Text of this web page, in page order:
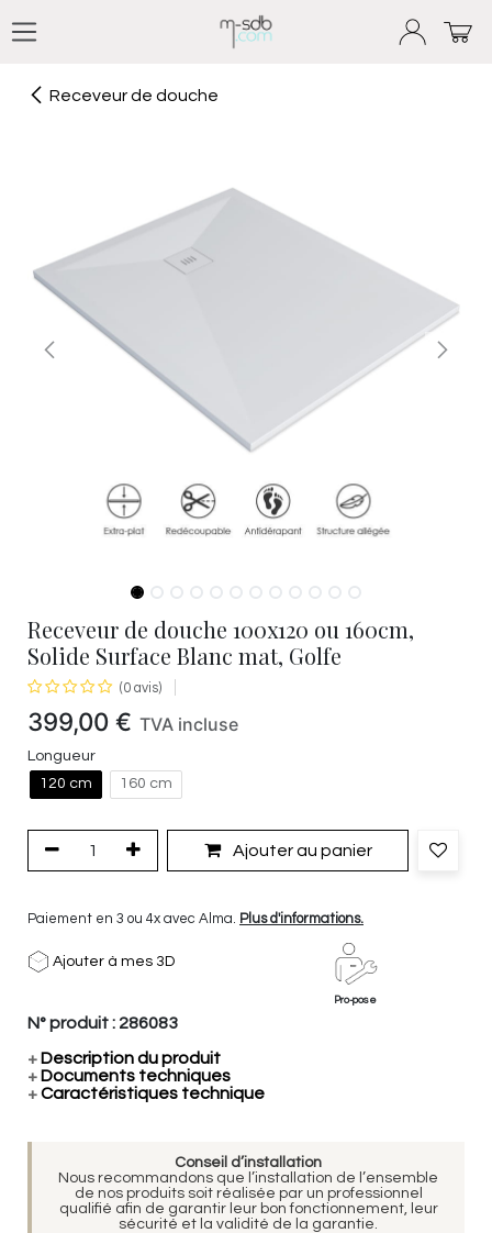
Receveur de douche
Receveur de douche 100x120 ou 160cm,
Solide Surface Blanc mat, Golfe
(0 avis)
399,00 € TVA incluse
Longueur
120 cm 160 cm
Ajouter au panier
Paiement en 3 ou 4x avec Alma. Plus d'informations.
Ajouter à mes 3D
Pro-pose
N° produit : 286083
+ Description du produit
+ Documents techniques
+Caractéristiques technique
Conseil d’installation
Nous recommandons que l’installation de l’ensemble
de nos produits soit réalisée par un professionnel
qualifié afin de garantir leur bon fonctionnement, leur
sécurité et la validité de la garantie.